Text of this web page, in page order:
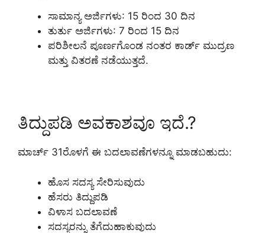
ಸಾಮಾನ್ಯ ಅರ್ಜಿಗಳು: 15 ರಿಂದ 30 ದಿನ
ತುರ್ತು ಅರ್ಜಿಗಳು: 7 ರಿಂದ 15 ದಿನ
ಪರಿಶೀಲನೆ ಪೂರ್ಣಗೊಂಡ ನಂತರ ಕಾರ್ಡ್ ಮುದ್ರಣ
ಮತ್ತು ವಿತರಣೆ ನಡೆಯುತ್ತದೆ.
ತಿದ್ದುಪಡಿ ಅವಕಾಶವೂ ಇದೆ.?
ಮಾರ್ಚ್ 31ರೊಳಗೆ ಈ ಬದಲಾವಣೆಗಳನ್ನೂ ಮಾಡಬಹುದು:
ಹೊಸ ಸದಸ್ಯ ಸೇರಿಸುವುದು
ಹೆಸರು ತಿದ್ದುಪಡಿ
ವಿಳಾಸ ಬದಲಾವಣೆ
ಸದಸ್ಯರನ್ನು ತೆಗೆದುಹಾಕುವುದು